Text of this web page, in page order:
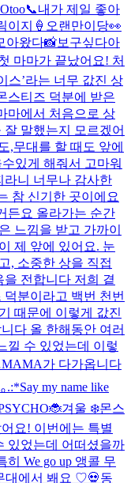
📞내가 제일 좋아
이지🍦 오랜만이당👀
아왔다📸보구싶다아
마마가 끝났어요! 처
스’라는 너무 값진 상
스티즈 덕분에 받은
마에서 처음으로 상
말했는지 모르겠어
,무대를 할 때도 앞에
있게 해줘서 고마워
라니 너무나 감사한
참 신기한 곳이에요
든요 올라가는 순간
느낌을 받고 가까이
제 앞에 있어요. 눈
, 소중한 상을 직접
전합니다 저희 곁
분이라고 백번 천번
때문에 이렇게 값진
다 올 한해동안 여러
낄 수 있었는데 이렇
가 다가옵니다
.:*Say my name like
겨울 ❄️몬스
요! 이번에는 특별
있었는데 어떠셨을까
We go up 앵콜 무
대에서 봬요 ♡💀동